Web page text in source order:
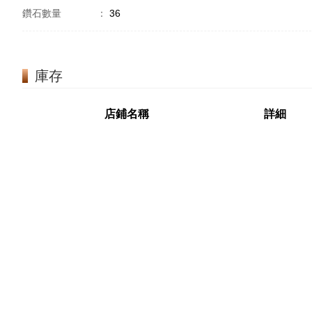
鑽石數量 ： 36
庫存
店鋪名稱 詳細